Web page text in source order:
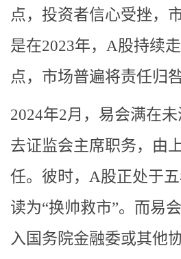
点，投资者信心受挫，
是在2023年，A股持续
点，市场普遍将责任归
2024年2月，易会满在
去证监会主席职务，由
任。彼时，A股正处于
读为“换帅救市”。而易
入国务院金融委或其他